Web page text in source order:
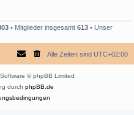
• Mitglieder insgesamt 613 • Unser
Alle Zeiten sind UTC+02:00
© phpBB Limited
durch phpBB.de